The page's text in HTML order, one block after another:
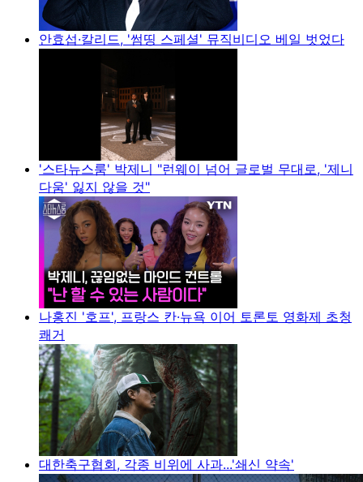
안효섭·칼리드, '썸띵 스페셜' 뮤직비디오 베일 벗었다
'스타뉴스룸' 박제니 "런웨이 넘어 글로벌 무대로, '제니
다움' 잃지 않을 것"
나홍진 '호프', 프랑스 칸·뉴욕 이어 토론토 영화제 초청
쾌거
대한축구협회, 각종 비위에 사과...'쇄신 약속'